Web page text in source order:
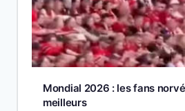
Mondial 2026 : les fans
meilleurs